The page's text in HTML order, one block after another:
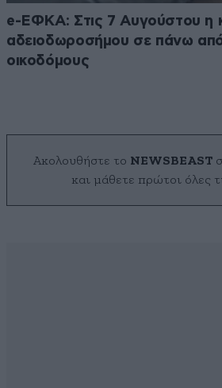
e-ΕΦΚΑ: Στις 7 Αυγούστου η
αδειοδωροσήμου σε πάνω
οικοδόμους
Ακολουθήστε το NEWSBEAST
και μάθετε πρώτοι όλες